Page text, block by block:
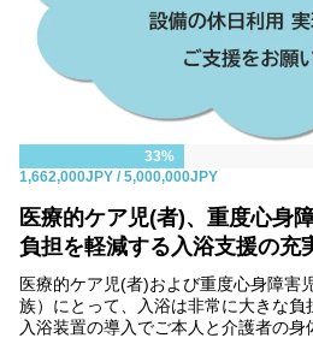
33%
1,662,000JPY / 5,000,000JPY
医療的ケア児(者)、重度心身
負担を軽減する入浴支援の充
医療的ケア児(者)および重度心身障害
族）にとって、入浴は非常に大きな負
入浴装置の導入でご本人と介護者の身